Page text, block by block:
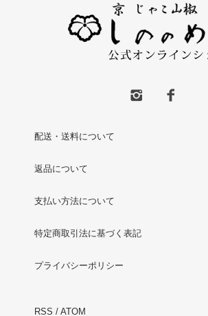
配送・送料について
返品について
支払い方法について
特定商取引法に基づく表記
プライバシーポリシー
RSS / ATOM